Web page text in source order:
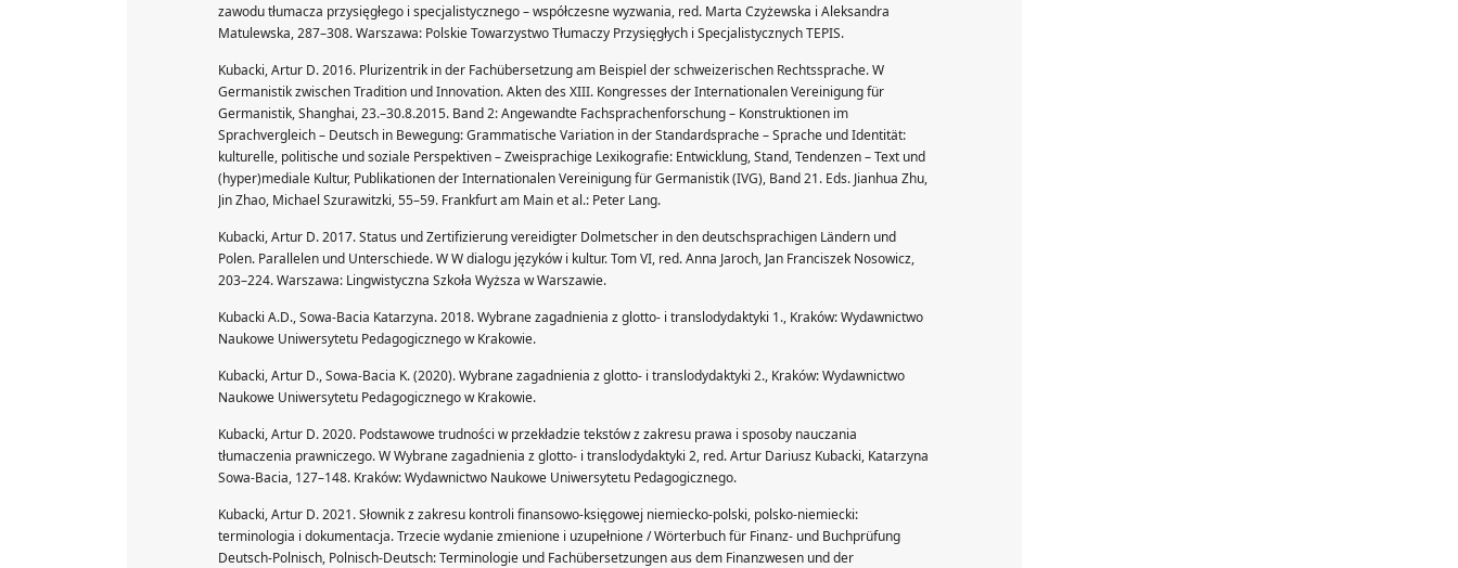
zawodu tłumacza przysięgłego i specjalistycznego – współczesne wyzwania, red. Marta Czyżewska i Aleksandra
Matulewska, 287–308. Warszawa: Polskie Towarzystwo Tłumaczy Przysięgłych i Specjalistycznych TEPIS.
Kubacki, Artur D. 2016. Plurizentrik in der Fachübersetzung am Beispiel der schweizerischen Rechtssprache. W
Germanistik zwischen Tradition und Innovation. Akten des XIII. Kongresses der Internationalen Vereinigung für
Germanistik, Shanghai, 23.–30.8.2015. Band 2: Angewandte Fachsprachenforschung – Konstruktionen im
Sprachvergleich – Deutsch in Bewegung: Grammatische Variation in der Standardsprache – Sprache und Identität:
kulturelle, politische und soziale Perspektiven – Zweisprachige Lexikografie: Entwicklung, Stand, Tendenzen – Text und
(hyper)mediale Kultur, Publikationen der Internationalen Vereinigung für Germanistik (IVG), Band 21. Eds. Jianhua Zhu,
Jin Zhao, Michael Szurawitzki, 55–59. Frankfurt am Main et al.: Peter Lang.
Kubacki, Artur D. 2017. Status und Zertifizierung vereidigter Dolmetscher in den deutschsprachigen Ländern und
Polen. Parallelen und Unterschiede. W W dialogu języków i kultur. Tom VI, red. Anna Jaroch, Jan Franciszek Nosowicz,
203–224. Warszawa: Lingwistyczna Szkoła Wyższa w Warszawie.
Kubacki A.D., Sowa-Bacia Katarzyna. 2018. Wybrane zagadnienia z glotto- i translodydaktyki 1., Kraków: Wydawnictwo
Naukowe Uniwersytetu Pedagogicznego w Krakowie.
Kubacki, Artur D., Sowa-Bacia K. (2020). Wybrane zagadnienia z glotto- i translodydaktyki 2., Kraków: Wydawnictwo
Naukowe Uniwersytetu Pedagogicznego w Krakowie.
Kubacki, Artur D. 2020. Podstawowe trudności w przekładzie tekstów z zakresu prawa i sposoby nauczania
tłumaczenia prawniczego. W Wybrane zagadnienia z glotto- i translodydaktyki 2, red. Artur Dariusz Kubacki, Katarzyna
Sowa-Bacia, 127–148. Kraków: Wydawnictwo Naukowe Uniwersytetu Pedagogicznego.
Kubacki, Artur D. 2021. Słownik z zakresu kontroli finansowo-księgowej niemiecko-polski, polsko-niemiecki:
terminologia i dokumentacja. Trzecie wydanie zmienione i uzupełnione / Wörterbuch für Finanz- und Buchprüfung
Deutsch-Polnisch, Polnisch-Deutsch: Terminologie und Fachübersetzungen aus dem Finanzwesen und der